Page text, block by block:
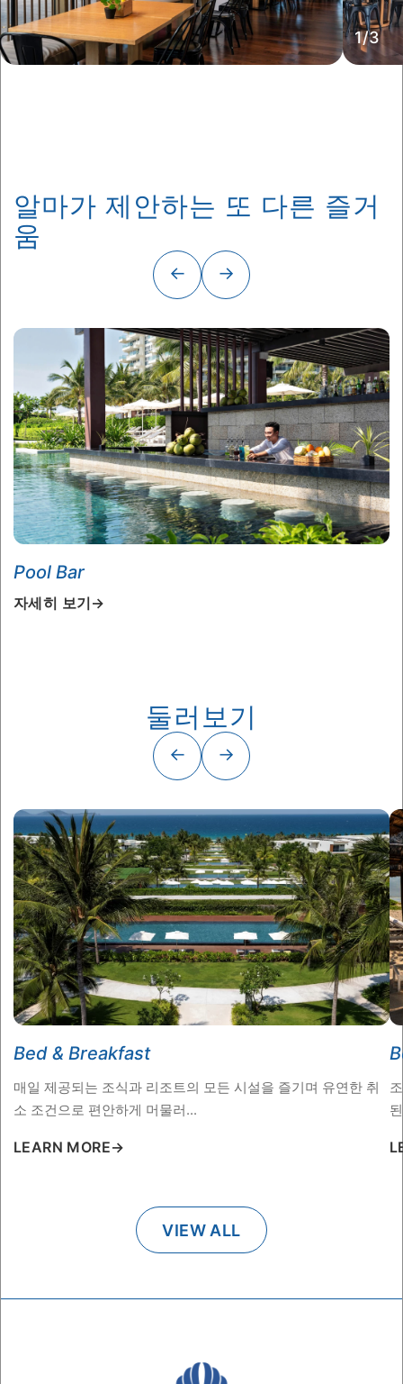
1/3
알마가 제안하는 또 다른 즐거
움
← →
Pool Bar
자세히 보기 →
둘러보기
← →
Bed & Breakfast
매일 제공되는 조식과 리조트의 모든 시설을 즐기며 유연한 취
소 조건으로 편안하게 머물러...
LEARN MORE→
VIEW ALL